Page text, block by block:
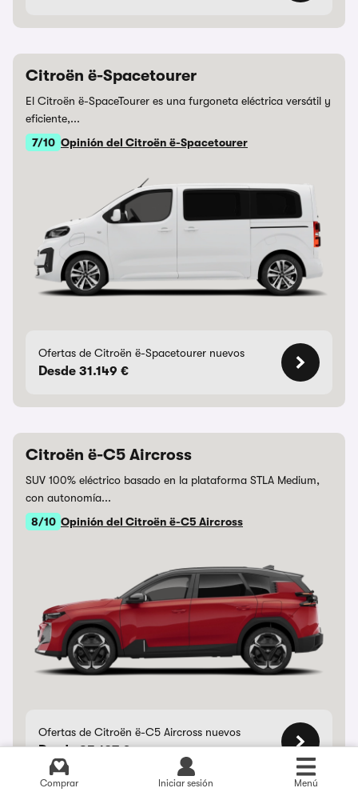
Comprar Iniciar sesión Menú
Citroën ë-Spacetourer
El Citroën ë-SpaceTourer es una furgoneta eléctrica versátil y
eficiente,...
7/10 Opinión del Citroën ë-Spacetourer
Ofertas de Citroën ë-Spacetourer nuevos
Desde 31.149 €
Citroën ë-C5 Aircross
SUV 100% eléctrico basado en la plataforma STLA Medium,
con autonomía...
8/10 Opinión del Citroën ë-C5 Aircross
Ofertas de Citroën ë-C5 Aircross nuevos
Desde 35.127 €